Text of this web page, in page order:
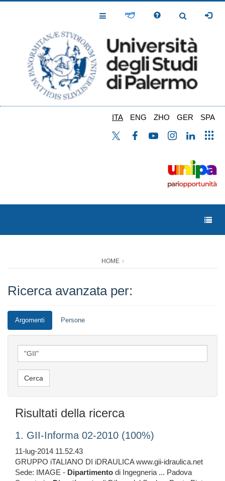
Toggle
Toggle
ITA ENG ZHO GER SPA
HOME
Ricerca avanzata per:
Argomenti Persone
Risultati della ricerca
1. GII-Informa 02-2010 (100%)
11-lug-2014 11.52.43
GRUPPO iTALIANO DI iDRAULICA www.gii-idraulica.net
Sede: IMAGE - Dipartimento di Ingegneria ... Padova